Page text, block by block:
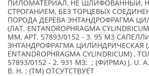
ПИЛОМАТЕРИАЛ, НЕ ШЛИФОВАННЫЙ,
СТРОГАНИЕМ, БЕЗ ТОРЦЕВЫХ
ПОРОДА ДЕРЕВА ЭНТАНДРОФРАГМА
(ЛАТ. ENTANDROPHRAGMA
ММ, АРТ. 57893/0152 - 3. 95 М3
ЭНТАНДРОФРАГМА ЦИЛИНДРИЧЕСКАЯ
ENTANDROPHRAGMA CYLINDRICUM)
57893/0152 - 2. 931 М3; ; (ФИРМА) J. U. A.
B. H. ; (TM) ОТСУТСТВУЕТ